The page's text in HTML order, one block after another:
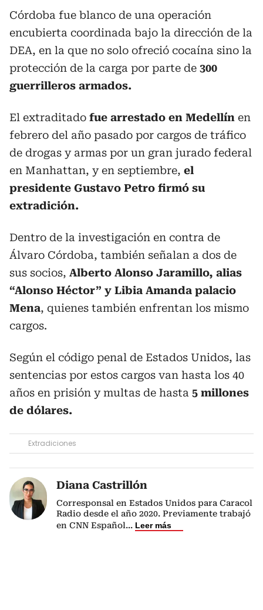
Córdoba fue blanco de una operación
encubierta coordinada bajo la dirección de la
DEA, en la que no solo ofreció cocaína sino la
protección de la carga por parte de 300
guerrilleros armados.
El extraditado fue arrestado en Medellín en
febrero del año pasado por cargos de tráfico
de drogas y armas por un gran jurado federal
en Manhattan, y en septiembre, el
presidente Gustavo Petro firmó su
extradición.
Dentro de la investigación en contra de
Álvaro Córdoba, también señalan a dos de
sus socios, Alberto Alonso Jaramillo, alias
“Alonso Héctor” y Libia Amanda palacio
Mena, quienes también enfrentan los mismo
cargos.
Según el código penal de Estados Unidos, las
sentencias por estos cargos van hasta los 40
años en prisión y multas de hasta 5 millones
de dólares.
Extradiciones
Diana Castrillón
Corresponsal en Estados Unidos para Caracol
Radio desde el año 2020. Previamente trabajó
en CNN Español... Leer más